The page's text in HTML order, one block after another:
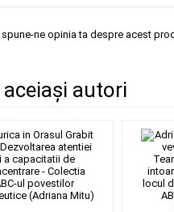
ne opinia ta despre acest
autori